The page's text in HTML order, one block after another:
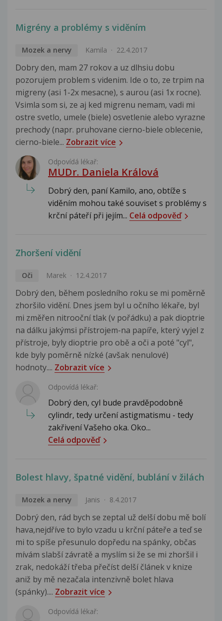
Migrény a problémy s viděním
Mozek a nervy Kamila 22.4.2017
Dobry den, mam 27 rokov a uz dlhsiu dobu
pozorujem problem s videnim. Ide o to, ze trpim na
migreny (asi 1-2x mesacne), s aurou (asi 1x rocne).
Vsimla som si, ze aj ked migrenu nemam, vadi mi
ostre svetlo, umele (biele) osvetlenie alebo vyrazne
prechody (napr. pruhovane cierno-biele oblecenie,
cierno-biele... Zobrazit více
Odpovídá lékař:
MUDr. Daniela Králová
Dobrý den, paní Kamilo, ano, obtíže s
viděním mohou také souviset s problémy s
krční páteří při jejím... Celá odpověď
Zhoršení vidění
Oči Marek 12.4.2017
Dobrý den, během posledního roku se mi poměrně
zhoršilo vidění. Dnes jsem byl u očního lékaře, byl
mi změřen nitrooční tlak (v pořádku) a pak dioptrie
na dálku jakýmsi přístrojem-na papíře, který vyjel z
přístroje, byly dioptrie pro obě a oči a poté "cyl",
kde byly poměrně nízké (avšak nenulové)
hodnoty.... Zobrazit více
Odpovídá lékař:
Dobrý den, cyl bude pravděpodobně
cylindr, tedy určení astigmatismu - tedy
zakřivení Vašeho oka. Oko...
Celá odpověď
Bolest hlavy, špatné vidění, bublání v žilách
Mozek a nervy Janis 8.4.2017
Dobrý den, rád bych se zeptal už delší dobu mě bolí
hava,nejdříve to bylo vzadu u krční páteře a teď se
mi to spíše přesunulo dopředu na spánky, občas
mívám slabší závratě a myslím si že se mi zhoršil i
zrak, nedokáží třeba přečíst delší článek v knize
aniž by mě nezačala intenzivně bolet hlava
(spánky).... Zobrazit více
Odpovídá lékař: